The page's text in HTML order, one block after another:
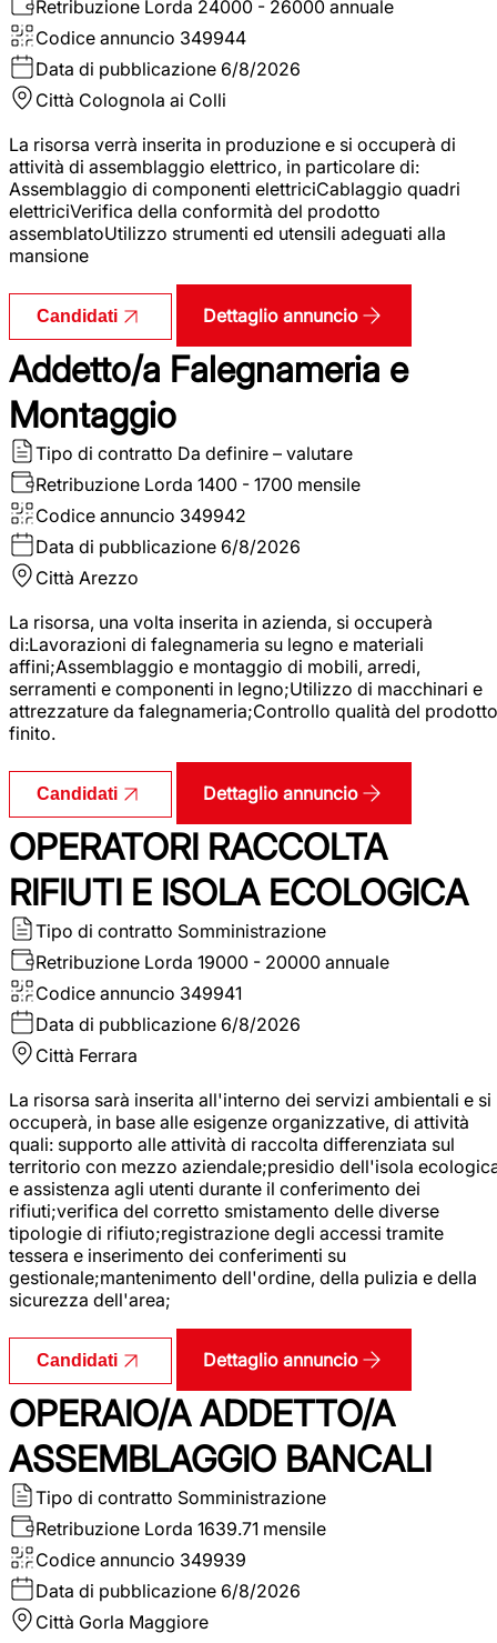
Retribuzione Lorda 24000 - 26000 annuale
Codice annuncio 349944
Data di pubblicazione 6/8/2026
Città Colognola ai Colli
La risorsa verrà inserita in produzione e si occuperà di
attività di assemblaggio elettrico, in particolare di:
Assemblaggio di componenti elettriciCablaggio quadri
elettriciVerifica della conformità del prodotto
assemblatoUtilizzo strumenti ed utensili adeguati alla
mansione
Candidati Dettaglio annuncio
Addetto/a Falegnameria e
Montaggio
Tipo di contratto Da definire – valutare
Retribuzione Lorda 1400 - 1700 mensile
Codice annuncio 349942
Data di pubblicazione 6/8/2026
Città Arezzo
La risorsa, una volta inserita in azienda, si occuperà
di:Lavorazioni di falegnameria su legno e materiali
affini;Assemblaggio e montaggio di mobili, arredi,
serramenti e componenti in legno;Utilizzo di macchinari e
attrezzature da falegnameria;Controllo qualità del prodotto
finito.
Candidati Dettaglio annuncio
OPERATORI RACCOLTA
RIFIUTI E ISOLA ECOLOGICA
Tipo di contratto Somministrazione
Retribuzione Lorda 19000 - 20000 annuale
Codice annuncio 349941
Data di pubblicazione 6/8/2026
Città Ferrara
La risorsa sarà inserita all'interno dei servizi ambientali e si
occuperà, in base alle esigenze organizzative, di attività
quali: supporto alle attività di raccolta differenziata sul
territorio con mezzo aziendale;presidio dell'isola
e assistenza agli utenti durante il conferimento dei
rifiuti;verifica del corretto smistamento delle diverse
tipologie di rifiuto;registrazione degli accessi tramite
tessera e inserimento dei conferimenti su
gestionale;mantenimento dell'ordine, della pulizia e della
sicurezza dell'area;
Candidati Dettaglio annuncio
OPERAIO/A ADDETTO/A
ASSEMBLAGGIO BANCALI
Tipo di contratto Somministrazione
Retribuzione Lorda 1639.71 mensile
Codice annuncio 349939
Data di pubblicazione 6/8/2026
Città Gorla Maggiore